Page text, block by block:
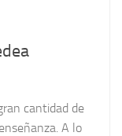
cantidad de
A lo